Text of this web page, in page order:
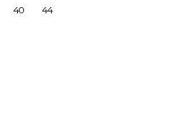
40 44